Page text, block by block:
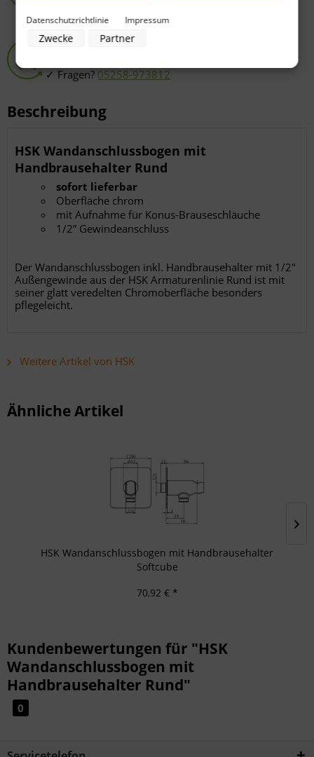
Passgenauigkeit
Fragen? 05258-973812
Beschreibung
HSK Wandanschlussbogen mit
Handbrausehalter Rund
sofort lieferbar
Oberfläche chrom
­mit Aufnahme für Konus-Brauseschläuche
1/2” Gewindeanschluss
Der Wandanschlussbogen inkl. Handbrausehalter mit 1/2"
Außengewinde aus der HSK Armaturenlinie Rund ist mit
seiner glatt veredelten Chromoberfläche besonders
pflegeleicht.
Weitere Artikel von HSK
Ähnliche Artikel
HSK Wandanschlussbogen mit Handbrausehalter
Softcube
70,92 € *
Kundenbewertungen für "HSK
Wandanschlussbogen mit
Handbrausehalter Rund"
0
Zwecke der Datenverarbeitung durch unsere Partner:
Speichern von oder Zugriff auf Informationen auf einem Endgerät
Verwendung von Profilen zur Auswahl personalisierter Werbung
Erstellung von Profilen zur Personalisierung von Inhalten
Messung der Performance von Inhalten
Analyse von Zielgruppen durch Statistiken oder Kombinationen von
Entwicklung und Verbesserung der Angebote
Verwendung reduzierter Daten zur Auswahl von Inhalten
Besondere Features:
Endgeräteeigenschaften zur Identifikation aktiv abfragen
Datenschutzrichtlinie Impressum
Zwecke Partner